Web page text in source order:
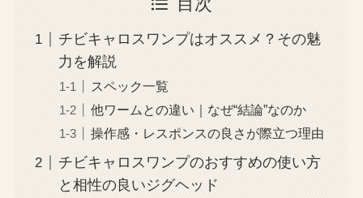
目次
チビキャロスワンプはオススメ？その魅
力を解説
スペック一覧
他ワームとの違い｜なぜ“結論”なのか
操作感・レスポンスの良さが際立つ理由
チビキャロスワンプのおすすめの使い方
と相性の良いジグヘッド